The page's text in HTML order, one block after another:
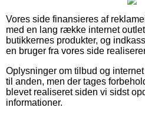
Vores side finansieres af
med en lang række internet
butikkernes produkter, og
en bruger fra vores side
Oplysninger om tilbud og
til anden, men der tages
blevet realiseret siden vi sidst
informationer.